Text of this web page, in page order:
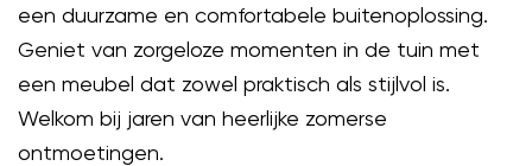
een duurzame en comfortabele buitenoplossing.
Geniet van zorgeloze momenten in de tuin met
een meubel dat zowel praktisch als stijlvol is.
Welkom bij jaren van heerlijke zomerse
ontmoetingen.